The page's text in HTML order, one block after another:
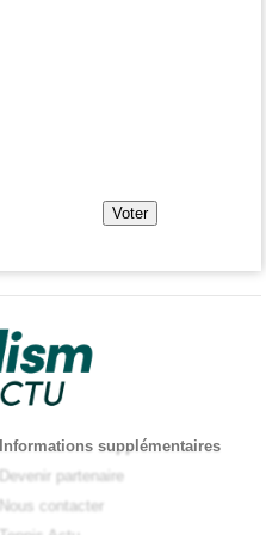
Informations supplémentaires
Devenir partenaire
Nous contacter